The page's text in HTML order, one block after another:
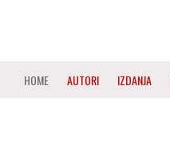
HOME AUTORI IZDANJA